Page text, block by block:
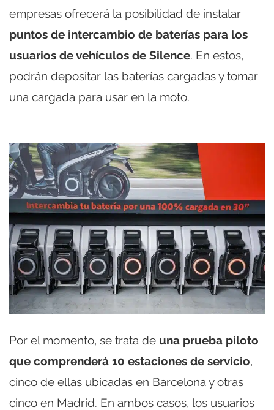
empresas ofrecerá la posibilidad de instalar
puntos de intercambio de baterías para los
usuarios de vehículos de Silence. En estos,
podrán depositar las baterías cargadas y tomar
una cargada para usar en la moto.
Por el momento, se trata de una prueba piloto
que comprenderá 10 estaciones de servicio,
cinco de ellas ubicadas en Barcelona y otras
cinco en Madrid. En ambos casos, los usuarios